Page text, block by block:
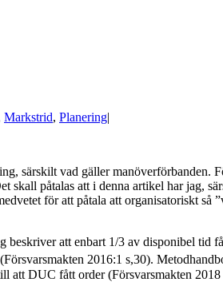
Markstrid, Planering|
särskilt vad gäller manöverförbanden.
påtalas att i denna artikel har jag,
för att påtala att organisatoriskt så
att enbart 1/3 av disponibel tid
2016:1 s,30).
att DUC fått order (Försvarsmakten